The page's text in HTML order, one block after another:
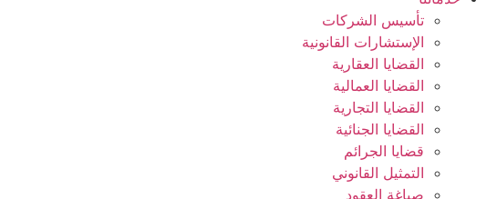
تأسيس الشركات
الإستشارات القانونية
القضايا العقارية
القضايا العمالية
القضايا التجارية
القضايا الجنائية
قضايا الجرائم
التمثيل القانوني
صياغة العقود